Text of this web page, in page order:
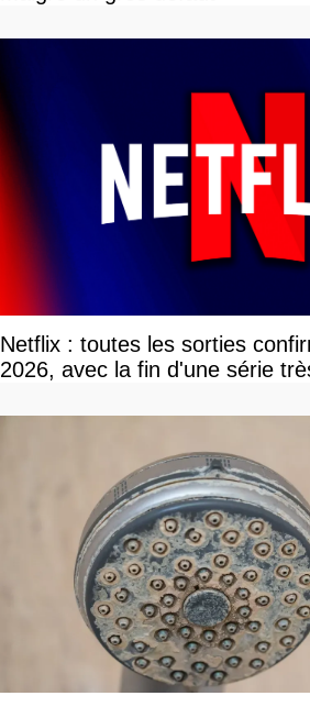
Netflix : toutes les sorties
2026, avec la fin d'une série